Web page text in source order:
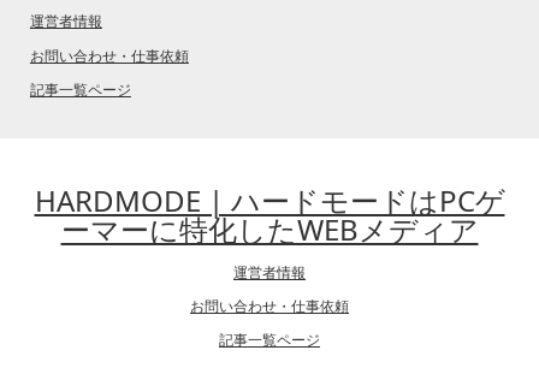
運営者情報
お問い合わせ・仕事依頼
記事一覧ページ
HARDMODE | ハードモードはPCゲ
ーマーに特化したWEBメディア
運営者情報
お問い合わせ・仕事依頼
記事一覧ページ